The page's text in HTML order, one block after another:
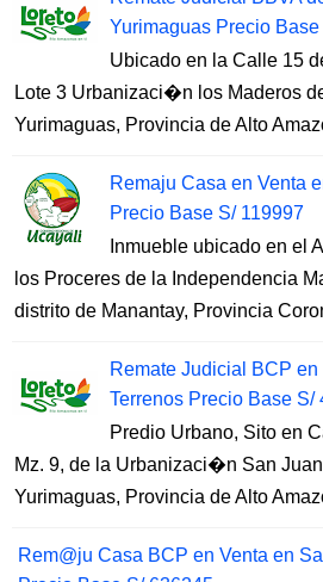
Yurimaguas Precio
Ubicado en la Calle 15
Lote 3 Urbanizaci�n los Maderos
Yurimaguas, Provincia de Alto
Remaju Casa en Venta
Precio Base S/ 119997
Inmueble ubicado en el
los Proceres de la Independencia
distrito de Manantay, Provincia
Remate Judicial BCP
Terrenos Precio Base S/
Predio Urbano, Sito en
Mz. 9, de la Urbanizaci�n San
Yurimaguas, Provincia de Alto
Rem@ju Casa BCP en Venta en